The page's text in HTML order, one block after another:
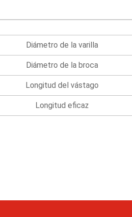
Diámetro de la varilla
Diámetro de la broca
Longitud del vástago
Longitud eficaz